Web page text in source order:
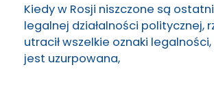
Kiedy w Rosji niszczone są
legalnej działalności politycznej,
utracił wszelkie oznaki legalności,
jest uzurpowana,